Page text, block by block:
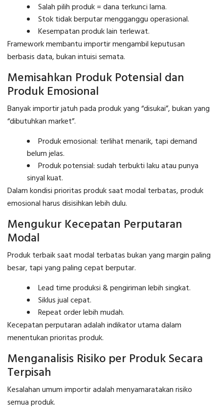
Salah pilih produk = dana terkunci lama.
Stok tidak berputar mengganggu operasional.
Kesempatan produk lain terlewat.
Framework membantu importir mengambil keputusan
berbasis data, bukan intuisi semata.
Memisahkan Produk Potensial dan
Produk Emosional
Banyak importir jatuh pada produk yang “disukai”, bukan yang
“dibutuhkan market”.
Produk emosional: terlihat menarik, tapi demand
belum jelas.
Produk potensial: sudah terbukti laku atau punya
sinyal kuat.
Dalam kondisi prioritas produk saat modal terbatas, produk
emosional harus disisihkan lebih dulu.
Mengukur Kecepatan Perputaran
Modal
Produk terbaik saat modal terbatas bukan yang margin paling
besar, tapi yang paling cepat berputar.
Lead time produksi & pengiriman lebih singkat.
Siklus jual cepat.
Repeat order lebih mudah.
Kecepatan perputaran adalah indikator utama dalam
menentukan prioritas produk.
Menganalisis Risiko per Produk Secara
Terpisah
Kesalahan umum importir adalah menyamaratakan risiko
semua produk.